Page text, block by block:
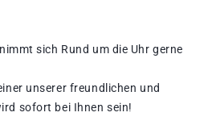
sich Rund um die Uhr gerne
unserer freundlichen und
sofort bei Ihnen sein!